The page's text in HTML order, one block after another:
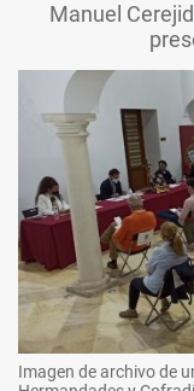
Manuel
Imagen de archivo de